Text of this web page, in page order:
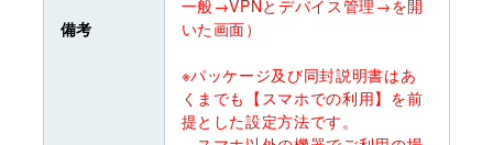
備考
一般→VPNとデバイス管理→を開
いた画面）
※パッケージ及び同封説明書はあ
くまでも【スマホでの利用】を前
提とした設定方法です。